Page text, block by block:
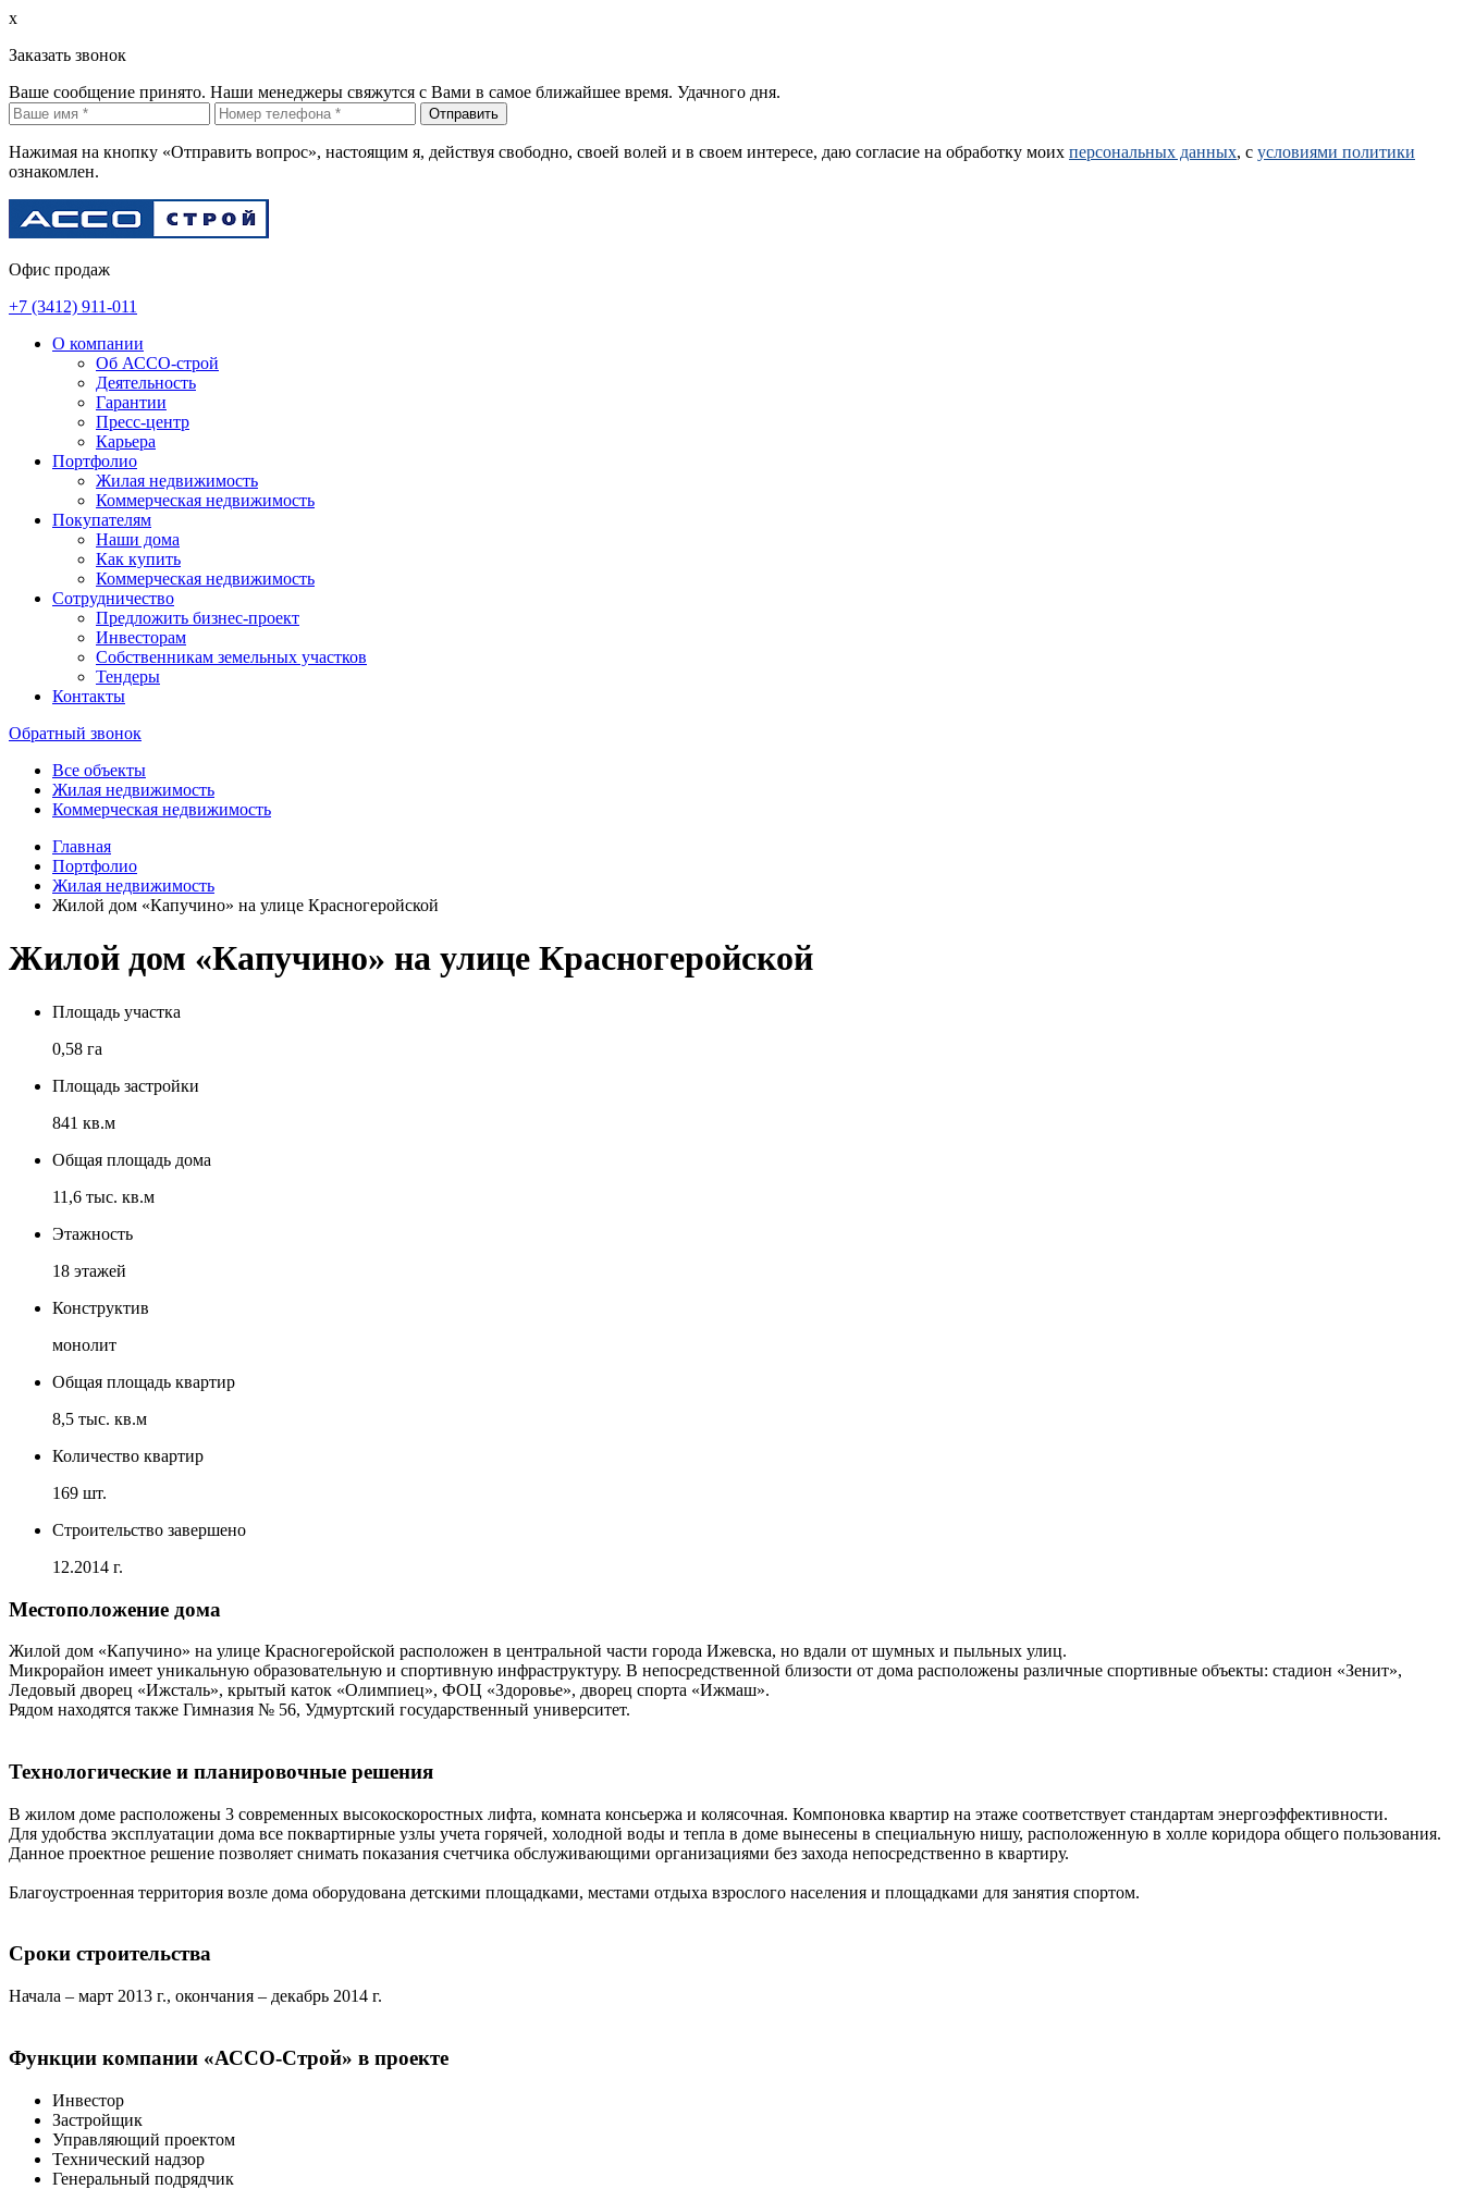
x
Заказать звонок
Ваше сообщение принято. Наши менеджеры свяжутся с Вами в самое ближайшее время. Удачного дня.
Отправить
Нажимая на кнопку «Отправить вопрос», настоящим я, действуя свободно, своей волей и в своем интересе, даю согласие на обработку моих персональных данных, с условиями политики
ознакомлен.
Офис продаж
+7 (3412) 911-011
О компании
Об АССО-строй
Деятельность
Гарантии
Пресс-центр
Карьера
Портфолио
Жилая недвижимость
Коммерческая недвижимость
Покупателям
Наши дома
Как купить
Коммерческая недвижимость
Сотрудничество
Предложить бизнес-проект
Инвесторам
Собственникам земельных участков
Тендеры
Контакты
Обратный звонок
Все объекты
Жилая недвижимость
Коммерческая недвижимость
Главная
Портфолио
Жилая недвижимость
Жилой дом «Капучино» на улице Красногеройской
Жилой дом «Капучино» на улице Красногеройской
Площадь участка
0,58 га
Площадь застройки
841 кв.м
Общая площадь дома
11,6 тыс. кв.м
Этажность
18 этажей
Конструктив
монолит
Общая площадь квартир
8,5 тыс. кв.м
Количество квартир
169 шт.
Строительство завершено
12.2014 г.
Местоположение дома
Жилой дом «Капучино» на улице Красногеройской расположен в центральной части города Ижевска, но вдали от шумных и пыльных улиц.
Микрорайон имеет уникальную образовательную и спортивную инфраструктуру. В непосредственной близости от дома расположены различные спортивные объекты: стадион «Зенит»,
Ледовый дворец «Ижсталь», крытый каток «Олимпиец», ФОЦ «Здоровье», дворец спорта «Ижмаш».
Рядом находятся также Гимназия № 56, Удмуртский государственный университет.
Технологические и планировочные решения
В жилом доме расположены 3 современных высокоскоростных лифта, комната консьержа и колясочная. Компоновка квартир на этаже соответствует стандартам энергоэффективности.
Для удобства эксплуатации дома все поквартирные узлы учета горячей, холодной воды и тепла в доме вынесены в специальную нишу, расположенную в холле коридора общего пользования.
Данное проектное решение позволяет снимать показания счетчика обслуживающими организациями без захода непосредственно в квартиру.
Благоустроенная территория возле дома оборудована детскими площадками, местами отдыха взрослого населения и площадками для занятия спортом.
Сроки строительства
Начала – март 2013 г., окончания – декабрь 2014 г.
Функции компании «АССО-Строй» в проекте
Инвестор
Застройщик
Управляющий проектом
Технический надзор
Генеральный подрядчик